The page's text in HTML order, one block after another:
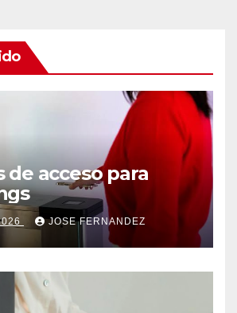
de acceso para
JOSE FERNANDEZ